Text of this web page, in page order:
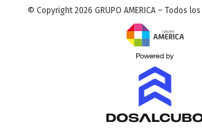
© Copyright 2026 GRUPO AMERICA – Todos